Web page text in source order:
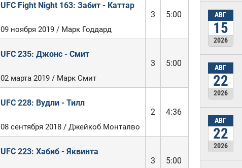
UFC Fight Night 163: Забит - Каттар
3
5:00
09 ноября 2019 / Марк Годдард
UFC 235: Джонс - Смит
3
5:00
02 марта 2019 / Марк Смит
UFC 228: Вудли - Тилл
2
4:36
08 сентября 2018 / Джейкоб Монталво
UFC 223: Хабиб - Яквинта
3
5:00
АВГ
15
2026
АВГ
22
2026
АВГ
22
2026